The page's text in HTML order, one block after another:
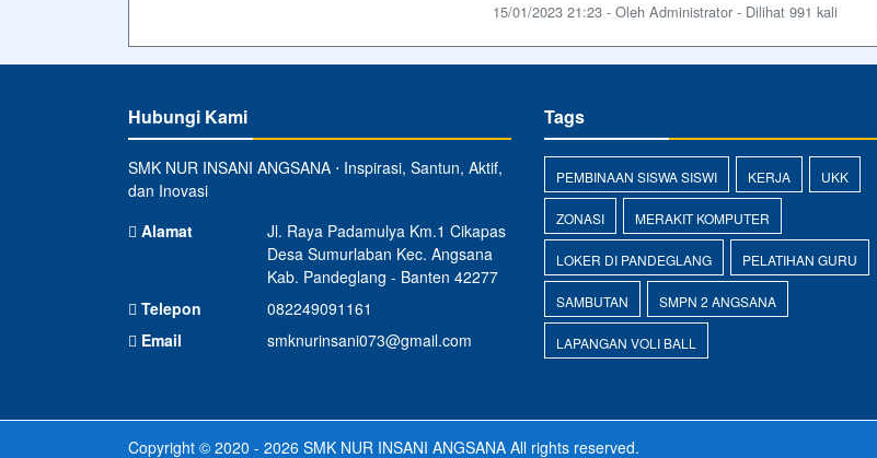
15/01/2023 21:23 - Oleh Administrator - Dilihat 991 kali
Hubungi Kami
SMK NUR INSANI ANGSANA ⋅ Inspirasi, Santun, Aktif,
dan Inovasi
Alamat
Jl. Raya Padamulya Km.1 Cikapas
Desa Sumurlaban Kec. Angsana
Kab. Pandeglang - Banten 42277
Telepon
082249091161
Email
smknurinsani073@gmail.com
Tags
PEMBINAAN SISWA SISWI KERJA UKK
ZONASI MERAKIT KOMPUTER
LOKER DI PANDEGLANG PELATIHAN GURU
SAMBUTAN SMPN 2 ANGSANA
LAPANGAN VOLI BALL
Copyright © 2020 - 2026 SMK NUR INSANI ANGSANA All rights reserved.